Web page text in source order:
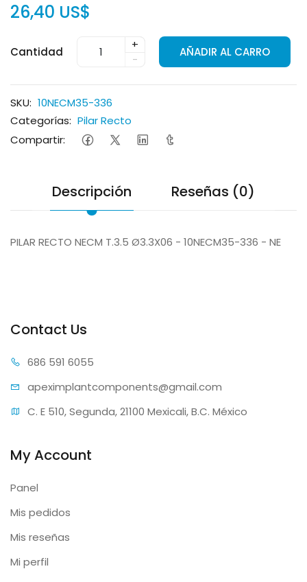
26,40 US$
Cantidad
+
-
AÑADIR AL CARRO
SKU: 10NECM35-336
Categorías: Pilar Recto
Compartir:
Descripción Reseñas (0)
PILAR RECTO NECM T.3.5 Ø3.3X06 - 10NECM35-336 - NE
Contact Us
686 591 6055
apeximplantcomponents@gmail.com
C. E 510, Segunda, 21100 Mexicali, B.C. México
My Account
Panel
Mis pedidos
Mis reseñas
Mi perfil